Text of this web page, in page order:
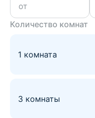
Количество комнат
1 комната
3 комнаты